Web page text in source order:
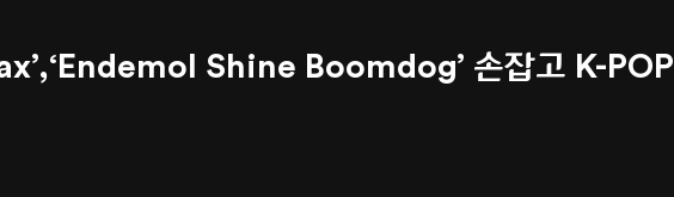
Shine Boomdog’ 손잡고 K-POP